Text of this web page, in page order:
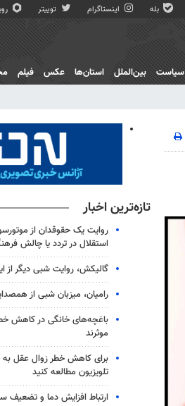
بله اینستاگرام توییتر
سیاست بین‌الملل استان‌ها عکس فیلم
تازه‌ترین اخبار
روایت یک حقوقدان از
استقلال در تردد یا چالش
گالیکش، روایت شبی دیگر از
رامیان، میزبان شبی از
باغچه‌های خانگی در کاهش
موثرند
برای کاهش خطر زوال عقل به
تلویزیون مطالعه کنید
ارتباط افزایش دما و تضعیف